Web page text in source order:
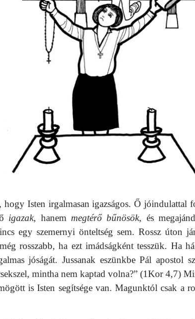
hogy Isten irgalmasan igazságos. Ő jóindulattal
igazak, hanemmegtérő bűnösök, és
egy szemernyi önteltség sem. Rossz úton
rosszabb, ha ezt imádságként tesszük. Ha
jóságát. Jussanak eszünkbe Pál apostol
mintha nem kaptad volna?” (1Kor 4,7)
is Isten segítsége van. Magunktól csak a